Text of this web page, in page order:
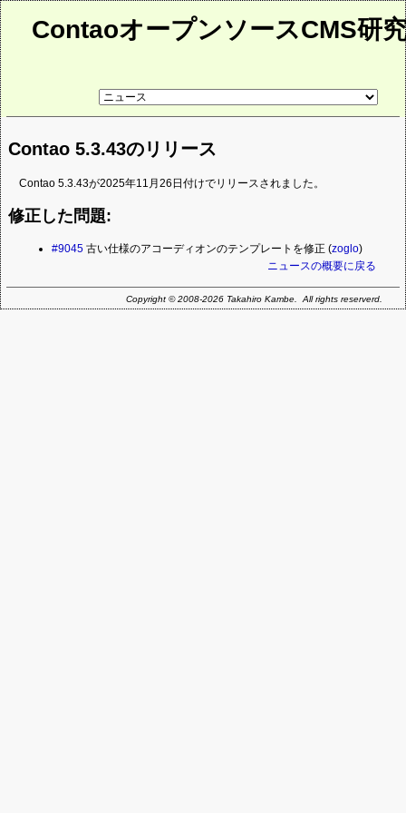
ContaoオープンソースCMS研
リ
ペ
ー
Contao 5.3.43のリリース
Contao 5.3.43が2025年11月26日付けでリリースされました。
修正した問題:
#9045 古い仕様のアコーディオンのテンプレートを修正 (zoglo)
ニュースの概要に戻る
Copyright © 2008-2026 Takahiro Kambe. All rights reserverd.